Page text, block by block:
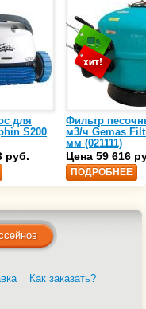
для
S200
руб.
Фильтр
м3/ч Gemas
мм (021111)
Цена 59 616
ПОДРОБНЕЕ
Как заказать?